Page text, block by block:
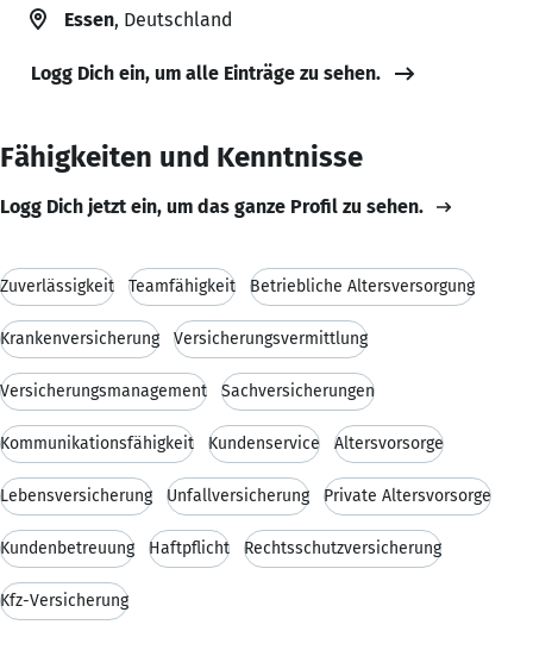
Essen, Deutschland
Logg Dich ein, um alle Einträge zu sehen.
Fähigkeiten und Kenntnisse
Logg Dich jetzt ein, um das ganze Profil zu sehen.
Zuverlässigkeit Teamfähigkeit Betriebliche Altersversorgung
Krankenversicherung Versicherungsvermittlung
Versicherungsmanagement Sachversicherungen
Kommunikationsfähigkeit Kundenservice Altersvorsorge
Lebensversicherung Unfallversicherung Private Altersvorsorge
Kundenbetreuung Haftpflicht Rechtsschutzversicherung
Kfz-Versicherung